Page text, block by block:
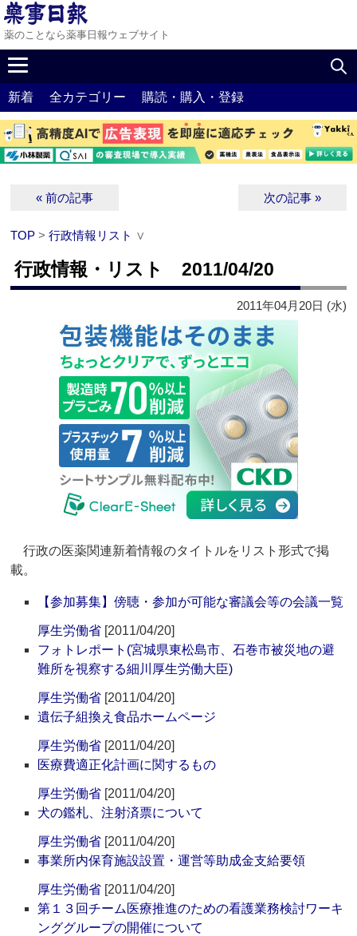
薬のことなら薬事日報ウェブサイト
新着 全カテゴリー 購読・購入・登録
« 前の記事 次の記事 »
TOP >行政情報リスト ∨
行政情報・リスト 2011/04/20
2011年04月20日 (水)
行政の医薬関連新着情報のタイトルをリスト形式で掲
載。
【参加募集】傍聴・参加が可能な審議会等の会議一覧
厚生労働省 [2011/04/20]
フォトレポート(宮城県東松島市、石巻市被災地の避
難所を視察する細川厚生労働大臣)
厚生労働省 [2011/04/20]
遺伝子組換え食品ホームページ
厚生労働省 [2011/04/20]
医療費適正化計画に関するもの
厚生労働省 [2011/04/20]
犬の鑑札、注射済票について
厚生労働省 [2011/04/20]
事業所内保育施設設置・運営等助成金支給要領
厚生労働省 [2011/04/20]
第１３回チーム医療推進のための看護業務検討ワーキ
ンググループの開催について